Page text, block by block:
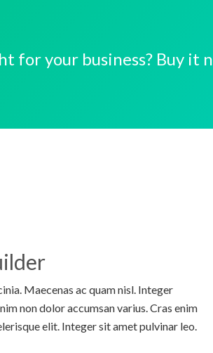
for your business? Buy it
Maecenas ac quam nisl. Integer
non dolor accumsan varius. Cras enim
elit. Integer sit amet pulvinar leo.